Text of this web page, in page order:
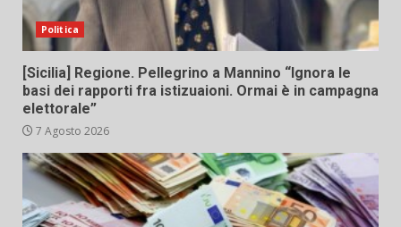
Politica
[Sicilia] Regione. Pellegrino a Mannino “Ignora le
basi dei rapporti fra istizuaioni. Ormai è in campagna
elettorale”
7 Agosto 2026